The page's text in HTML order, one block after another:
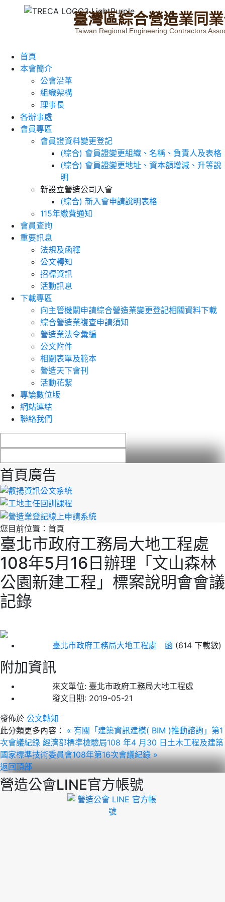
臺灣區綜合營造業同業
Taiwan Regional Engineering Contractors
首頁
本會簡介
公會沿革
組織架構
理事長
各辦事處
會員專區
會員證資料變更登記
(綜合) 會員證變更組織、名稱、負責人及表格
(綜合) 會員證變更地址、資本額增減、升等說
明
新設立營造公司入會
(綜合) 新入會申請說明表格
115年繳費通知
會員查詢
重要訊息
法規及函釋
公文轉知
招標資訊
活動訊息
下載專區
向主管機關申請綜合營造業變更登記相關資料下載
綜合營造業複查申請須知
營造業法令彙編
公文附件
相關表單及範本
營造天下會刊
活動花絮
專論數位版
網站連結
聯絡我們
首頁廣告
您目前位置： 首頁
臺北市政府工務局大地工程處
108年5月16日辦理「文山森林
公園新建工程」標案說明會會議
記錄
臺北市政府工務局大地工程處 函 (614 下載數)
附加資訊
來文單位: 臺北市政府工務局大地工程處
發文日期: 2019-05-21
發佈於 公文轉知
此分類更多內容：
« 有關「建築資訊建模( BIM )推動諮詢」第1
次會議紀錄 經濟部標準檢驗局108 年4 月30 日土木工程及建築
國家標準技術委員會108年第16次會議紀錄 »
返回頂部
營造公會LINE官方帳號